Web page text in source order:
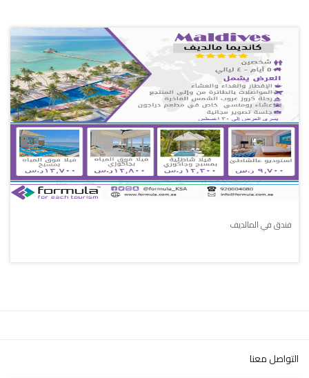
فندق في المالديف
التواصل معنا